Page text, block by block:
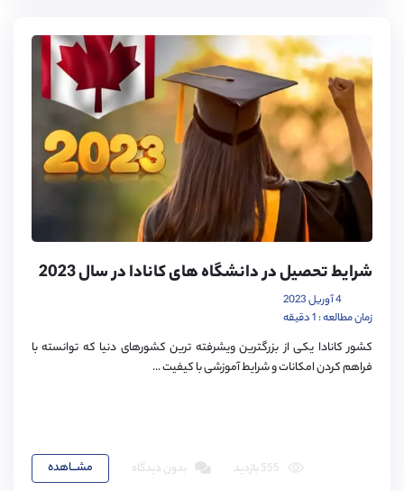
شرایط تحصیل در دانشگاه های کانادا در سال 2023
4 آوریل 2023
زمان مطالعه : 1 دقیقه
کشور کانادا یکی از بزرگترین ویشرفته ترین کشورهای دنیا که توانسته با
فراهم کردن امکانات و شرایط آموزشی با کیفیت ...
مشـــاهده بدون دیدگاه